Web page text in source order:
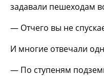
задавали пешеходам
— Отчего вы не
И многие отвечали
— По ступеням